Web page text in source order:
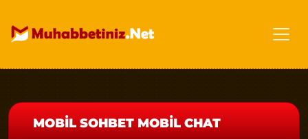
MOBIL SOHBET MOBIL CHAT